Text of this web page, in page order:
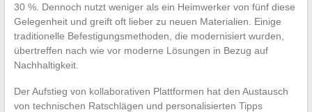
30 %. Dennoch nutzt weniger als ein Heimwerker von fünf diese
Gelegenheit und greift oft lieber zu neuen Materialien. Einige
traditionelle Befestigungsmethoden, die modernisiert wurden,
übertreffen nach wie vor moderne Lösungen in Bezug auf
Nachhaltigkeit.
Der Aufstieg von kollaborativen Plattformen hat den Austausch
von technischen Ratschlägen und personalisierten Tipps